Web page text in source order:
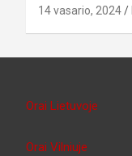
14 vasario, 2024
Orai Lietuvoje
Orai Vilniuje